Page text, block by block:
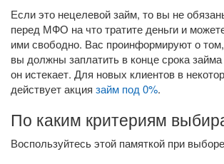
Если это нецелевой займ, то вы не
перед МФО на что тратите деньги и
ими свободно. Вас проинформируют о
вы должны заплатить в конце срока займа
он истекает. Для новых клиентов в
действует акция займ под 0%.
По каким критериям
Воспользуйтесь этой памяткой при